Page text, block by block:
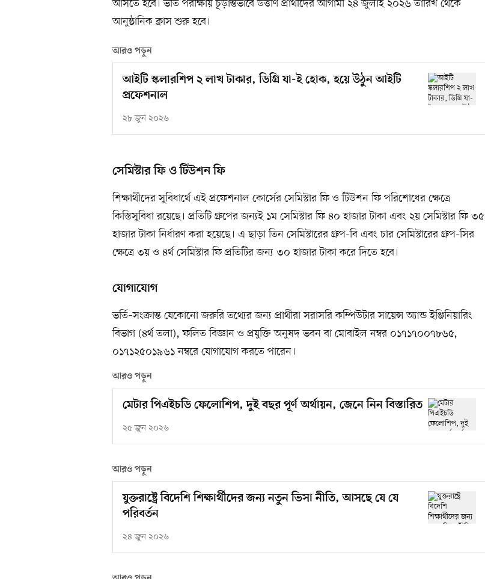
আসতে হবে। ভর্তি পরীক্ষায় চূড়ান্তভাবে উত্তীর্ণ প্রার্থীদের আগামী ২৪ জুলাই ২০২৬ তারিখ থেকে
আনুষ্ঠানিক ক্লাস শুরু হবে।
আরও পড়ুন
আইটি স্কলারশিপ ২ লাখ টাকার, ডিগ্রি যা-ই হোক, হয়ে উঠুন আইটি
প্রফেশনাল
২৮ জুন ২০২৬
সেমিস্টার ফি ও টিউশন ফি
শিক্ষার্থীদের সুবিধার্থে এই প্রফেশনাল কোর্সের সেমিস্টার ফি ও টিউশন ফি পরিশোধের ক্ষেত্রে
কিস্তিসুবিধা রয়েছে। প্রতিটি গ্রুপের জন্যই ১ম সেমিস্টার ফি ৪০ হাজার টাকা এবং ২য় সেমিস্টার ফি ৩৫
হাজার টাকা নির্ধারণ করা হয়েছে। এ ছাড়া তিন সেমিস্টারের গ্রুপ-বি এবং চার সেমিস্টারের গ্রুপ-সির
ক্ষেত্রে ৩য় ও ৪র্থ সেমিস্টার ফি প্রতিটির জন্য ৩০ হাজার টাকা করে দিতে হবে।
যোগাযোগ
ভর্তি–সংক্রান্ত যেকোনো জরুরি তথ্যের জন্য প্রার্থীরা সরাসরি কম্পিউটার সায়েন্স অ্যান্ড ইঞ্জিনিয়ারিং
বিভাগ (৪র্থ তলা), ফলিত বিজ্ঞান ও প্রযুক্তি অনুষদ ভবন বা মোবাইল নম্বর ০১৭১৭০০৭৮৬৫,
০১৭১২৫০১৯৬১ নম্বরে যোগাযোগ করতে পারেন।
আরও পড়ুন
মেটার পিএইচডি ফেলোশিপ, দুই বছর পূর্ণ অর্থায়ন, জেনে নিন বিস্তারিত
২৫ জুন ২০২৬
আরও পড়ুন
যুক্তরাষ্ট্রে বিদেশি শিক্ষার্থীদের জন্য নতুন ভিসা নীতি, আসছে যে যে
পরিবর্তন
২৪ জুন ২০২৬